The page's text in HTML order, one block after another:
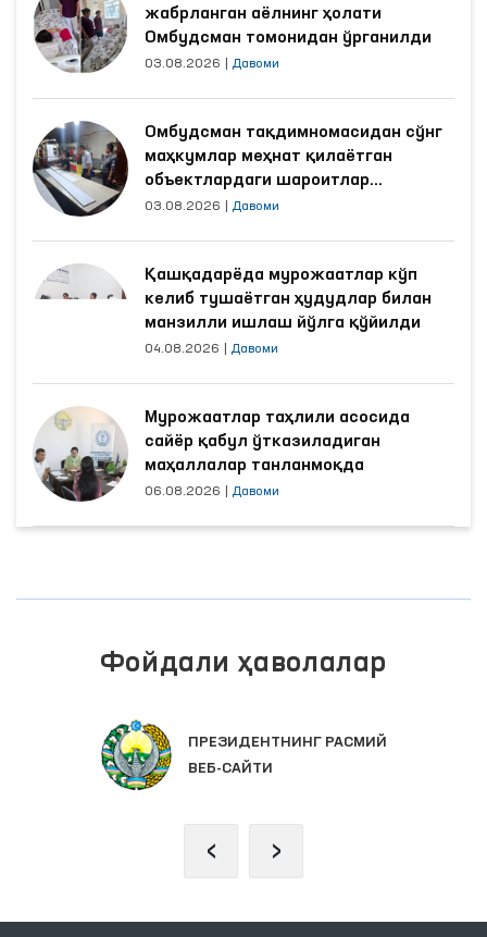
жабрланган аёлнинг ҳолати
Омбудсман томонидан ўрганилди
03.08.2026 Давоми
Омбудсман тақдимномасидан сўнг
маҳкумлар меҳнат қилаётган
объектлардаги шароитлар
яхшиланди
03.08.2026 Давоми
Қашқадарёда мурожаатлар кўп
келиб тушаётган ҳудудлар билан
манзилли ишлаш йўлга қўйилди
04.08.2026 Давоми
Мурожаатлар таҳлили асосида
сайёр қабул ўтказиладиган
маҳаллалар танланмоқда
06.08.2026 Давоми
Фойдали ҳаволалар
ПРЕЗИДЕНТНИНГ РАСМИЙ
ВЕБ-САЙТИ
‹ ›